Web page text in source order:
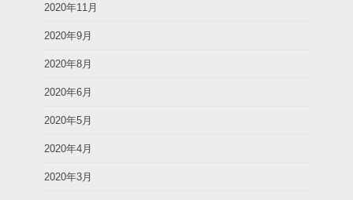
2020年11月
2020年9月
2020年8月
2020年6月
2020年5月
2020年4月
2020年3月